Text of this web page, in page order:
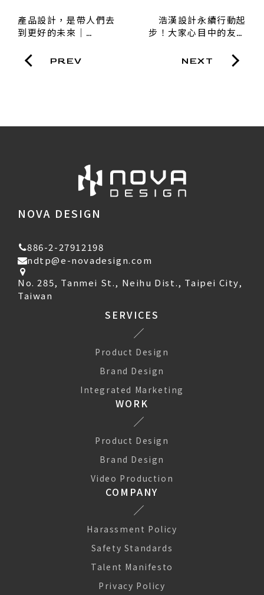
產品設計，是帶人們去
到更好的未來｜
Lily新世代設計思維
PREV
浩漢設計永續行動起
步！大家心目中的友善
NEXT
NOVA DESIGN
886-2-27912198
ndtp@e-novadesign.com
No. 285, Tanmei St., Neihu Dist., Taipei City,
Taiwan
SERVICES
Product Design
Brand Design
Integrated Marketing
WORK
Product Design
Brand Design
Video Production
COMPANY
Harassment Policy
Safety Standards
Talent Manifesto
Privacy Policy